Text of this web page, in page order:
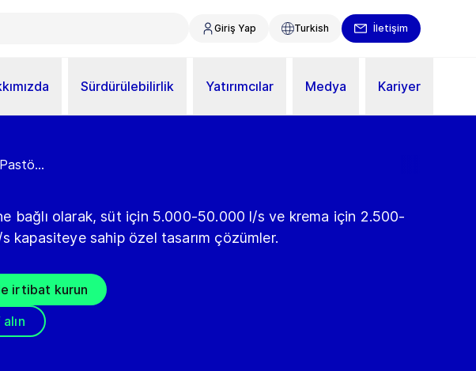
Giriş Yap Turkish İletişim
Sürdürülebilirlik Yatırımcılar Medya Kariyer
bağlı olarak, süt için 5.000-50.000 l/s ve krema için 2.500-
kapasiteye sahip özel tasarım çözümler.
irtibat kurun